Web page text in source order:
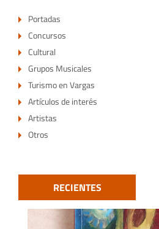
Portadas
Concursos
Cultural
Grupos Musicales
Turismo en Vargas
Artículos de interés
Artistas
Otros
RECIENTES